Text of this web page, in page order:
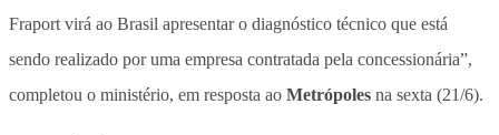
Fraport virá ao Brasil apresentar o diagnóstico técnico que está
sendo realizado por uma empresa contratada pela concessionária”,
completou o ministério, em resposta ao Metrópoles na sexta (21/6).